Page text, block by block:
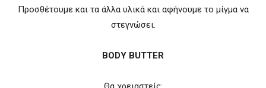
Προσθέτουμε και τα άλλα υλικά και αφήνουμε το μίγμα να
στεγνώσει.
BODY BUTTER